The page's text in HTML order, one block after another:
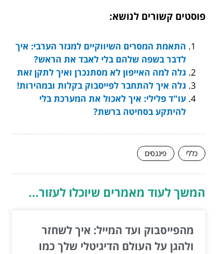
פוסטים קשורים לנושא:
התאמת המסרים השיווקיים למגזר הערבי: איך
לדבר בשפה שלהם בלי לאבד את הראש?
גלה למה האייפון לא מסתנכרן ואיך לתקן זאת
גלה איך להתחבר לפייסבוק בקלות ובמהירות!
עו"ד פלילי: איך לאכול את המערכת בלי
להיתקע בסחיטה ברשת?
כללי פיננסים
המשך לעוד מאמרים שיוכלו לעזור...
מהפייסבוק ועד המייל: איך לשחזר
ולהגן על העולם הדיגיטלי שלך כמו